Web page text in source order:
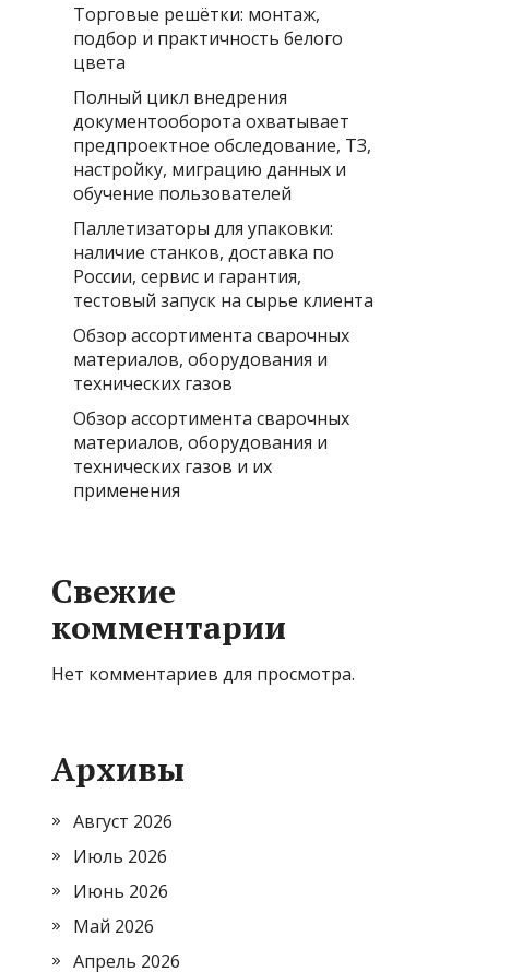
Торговые решётки: монтаж,
подбор и практичность белого
цвета
Полный цикл внедрения
документооборота охватывает
предпроектное обследование, ТЗ,
настройку, миграцию данных и
обучение пользователей
Паллетизаторы для упаковки:
наличие станков, доставка по
России, сервис и гарантия,
тестовый запуск на сырье клиента
Обзор ассортимента сварочных
материалов, оборудования и
технических газов
Обзор ассортимента сварочных
материалов, оборудования и
технических газов и их
применения
Свежие
комментарии
Нет комментариев для просмотра.
Архивы
Август 2026
Июль 2026
Июнь 2026
Май 2026
Апрель 2026